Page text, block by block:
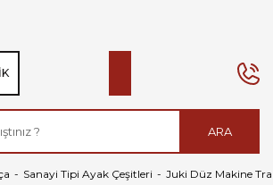
ARA
Sanayi Tipi Ayak Çeşitleri Juki Düz Makine